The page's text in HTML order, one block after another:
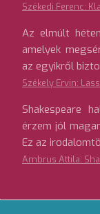
Székedi Ferenc:
Az elmúlt
amelyek
az egyikről
Székely Ervin:
Shakespeare
érzem jól
Ez az
Ambrus Attila: